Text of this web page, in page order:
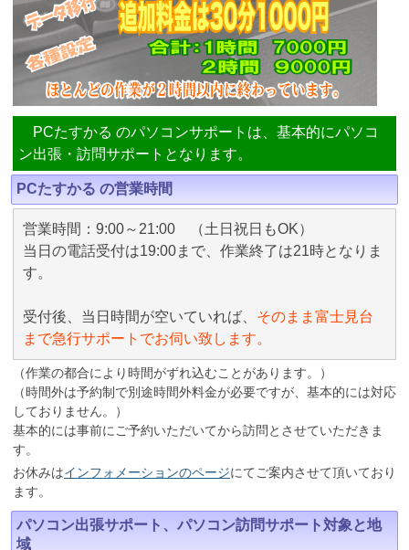
PCたすかる のパソコンサポートは、基本的にパソコ
ン出張・訪問サポートとなります。
PCたすかる の営業時間
営業時間：9:00～21:00 （土日祝日もOK）
当日の電話受付は19:00まで、作業終了は21時となりま
す。
受付後、当日時間が空いていれば、 そのまま富士見台
まで急行サポートでお伺い致します。
（作業の都合により時間がずれ込むことがあります。）
（時間外は予約制で別途時間外料金が必要ですが、基本的には対応
しておりません。）
基本的には事前にご予約いただいてから訪問とさせていただきま
す。
お休みはインフォメーションのページにてご案内させて頂いており
ます。
パソコン出張サポート、パソコン訪問サポート対象と地
域